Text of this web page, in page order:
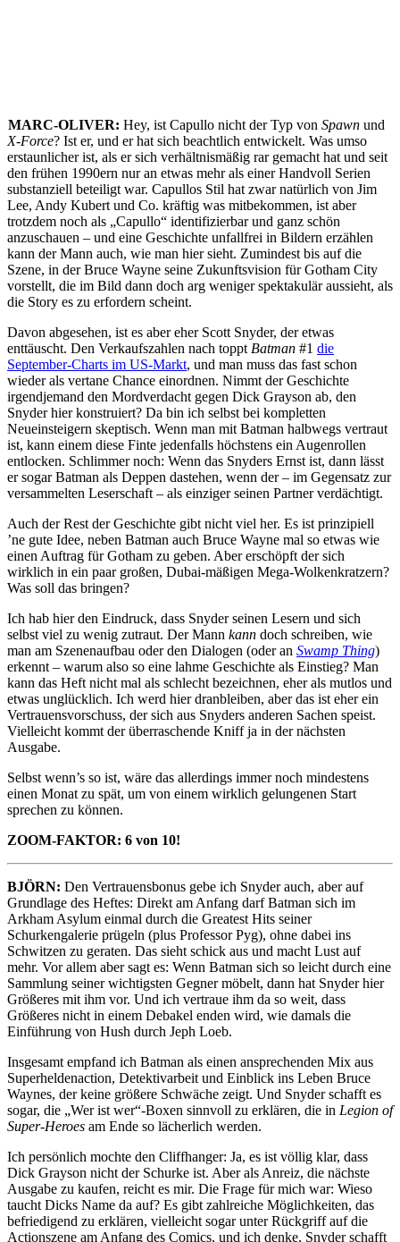
MARC-OLIVER: Hey, ist Capullo nicht der Typ von Spawn und
X-Force? Ist er, und er hat sich beachtlich entwickelt. Was umso
erstaunlicher ist, als er sich verhältnismäßig rar gemacht hat und seit
den frühen 1990ern nur an etwas mehr als einer Handvoll Serien
substanziell beteiligt war. Capullos Stil hat zwar natürlich von Jim
Lee, Andy Kubert und Co. kräftig was mitbekommen, ist aber
trotzdem noch als „Capullo“ identifizierbar und ganz schön
anzuschauen – und eine Geschichte unfallfrei in Bildern erzählen
kann der Mann auch, wie man hier sieht. Zumindest bis auf die
Szene, in der Bruce Wayne seine Zukunftsvision für Gotham City
vorstellt, die im Bild dann doch arg weniger spektakulär aussieht, als
die Story es zu erfordern scheint.
Davon abgesehen, ist es aber eher Scott Snyder, der etwas
enttäuscht. Den Verkaufszahlen nach toppt Batman #1 die
September-Charts im US-Markt, und man muss das fast schon
wieder als vertane Chance einordnen. Nimmt der Geschichte
irgendjemand den Mordverdacht gegen Dick Grayson ab, den
Snyder hier konstruiert? Da bin ich selbst bei kompletten
Neueinsteigern skeptisch. Wenn man mit Batman halbwegs vertraut
ist, kann einem diese Finte jedenfalls höchstens ein Augenrollen
entlocken. Schlimmer noch: Wenn das Snyders Ernst ist, dann lässt
er sogar Batman als Deppen dastehen, wenn der – im Gegensatz zur
versammelten Leserschaft – als einziger seinen Partner verdächtigt.
Auch der Rest der Geschichte gibt nicht viel her. Es ist prinzipiell
’ne gute Idee, neben Batman auch Bruce Wayne mal so etwas wie
einen Auftrag für Gotham zu geben. Aber erschöpft der sich
wirklich in ein paar großen, Dubai-mäßigen Mega-Wolkenkratzern?
Was soll das bringen?
Ich hab hier den Eindruck, dass Snyder seinen Lesern und sich
selbst viel zu wenig zutraut. Der Mann kann doch schreiben, wie
man am Szenenaufbau oder den Dialogen (oder an Swamp Thing)
erkennt – warum also so eine lahme Geschichte als Einstieg? Man
kann das Heft nicht mal als schlecht bezeichnen, eher als mutlos und
etwas unglücklich. Ich werd hier dranbleiben, aber das ist eher ein
Vertrauensvorschuss, der sich aus Snyders anderen Sachen speist.
Vielleicht kommt der überraschende Kniff ja in der nächsten
Ausgabe.
Selbst wenn’s so ist, wäre das allerdings immer noch mindestens
einen Monat zu spät, um von einem wirklich gelungenen Start
sprechen zu können.
ZOOM-FAKTOR: 6 von 10!
BJÖRN: Den Vertrauensbonus gebe ich Snyder auch, aber auf
Grundlage des Heftes: Direkt am Anfang darf Batman sich im
Arkham Asylum einmal durch die Greatest Hits seiner
Schurkengalerie prügeln (plus Professor Pyg), ohne dabei ins
Schwitzen zu geraten. Das sieht schick aus und macht Lust auf
mehr. Vor allem aber sagt es: Wenn Batman sich so leicht durch eine
Sammlung seiner wichtigsten Gegner möbelt, dann hat Snyder hier
Größeres mit ihm vor. Und ich vertraue ihm da so weit, dass
Größeres nicht in einem Debakel enden wird, wie damals die
Einführung von Hush durch Jeph Loeb.
Insgesamt empfand ich Batman als einen ansprechenden Mix aus
Superheldenaction, Detektivarbeit und Einblick ins Leben Bruce
Waynes, der keine größere Schwäche zeigt. Und Snyder schafft es
sogar, die „Wer ist wer“-Boxen sinnvoll zu erklären, die in Legion of
Super-Heroes am Ende so lächerlich werden.
Ich persönlich mochte den Cliffhanger: Ja, es ist völlig klar, dass
Dick Grayson nicht der Schurke ist. Aber als Anreiz, die nächste
Ausgabe zu kaufen, reicht es mir. Die Frage für mich war: Wieso
taucht Dicks Name da auf? Es gibt zahlreiche Möglichkeiten, das
befriedigend zu erklären, vielleicht sogar unter Rückgriff auf die
Actionszene am Anfang des Comics, und ich denke, Snyder schafft